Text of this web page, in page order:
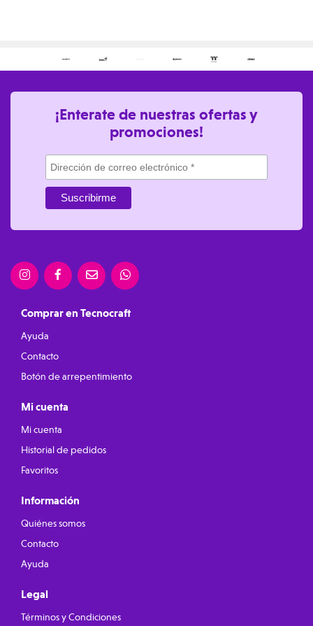
¡Enterate de nuestras ofertas y
promociones!
Comprar en Tecnocraft
Ayuda
Contacto
Botón de arrepentimiento
Mi cuenta
Mi cuenta
Historial de pedidos
Favoritos
Información
Quiénes somos
Contacto
Ayuda
Legal
Términos y Condiciones